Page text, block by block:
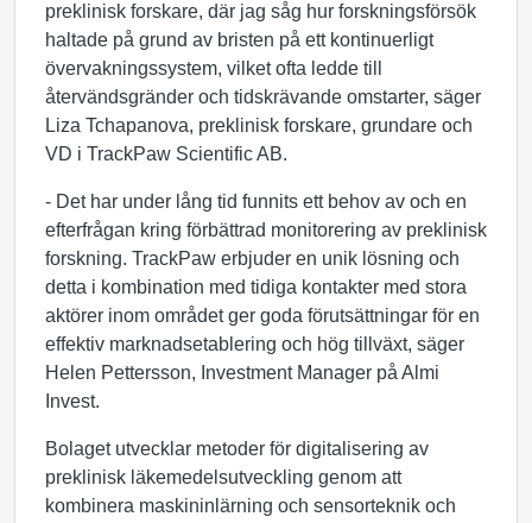
preklinisk forskare, där jag såg hur forskningsförsök
haltade på grund av bristen på ett kontinuerligt
övervakningssystem, vilket ofta ledde till
återvändsgränder och tidskrävande omstarter, säger
Liza Tchapanova, preklinisk forskare, grundare och
VD i TrackPaw Scientific AB.
- Det har under lång tid funnits ett behov av och en
efterfrågan kring förbättrad monitorering av preklinisk
forskning. TrackPaw erbjuder en unik lösning och
detta i kombination med tidiga kontakter med stora
aktörer inom området ger goda förutsättningar för en
effektiv marknadsetablering och hög tillväxt, säger
Helen Pettersson, Investment Manager på Almi
Invest.
Bolaget utvecklar metoder för digitalisering av
preklinisk läkemedelsutveckling genom att
kombinera maskininlärning och sensorteknik och